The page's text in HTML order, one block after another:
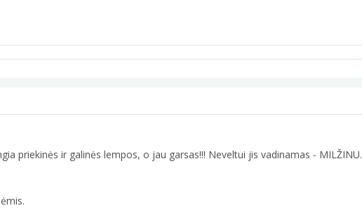
priekinės ir galinės lempos, o jau garsas!!! Neveltui jis vadinamas - MILŽINU.